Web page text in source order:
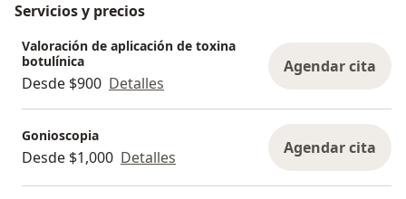
Servicios y precios
Valoración de aplicación de toxina
botulínica
Desde $900 Detalles
Agendar cita
Gonioscopia
Desde $1,000 Detalles Agendar cita